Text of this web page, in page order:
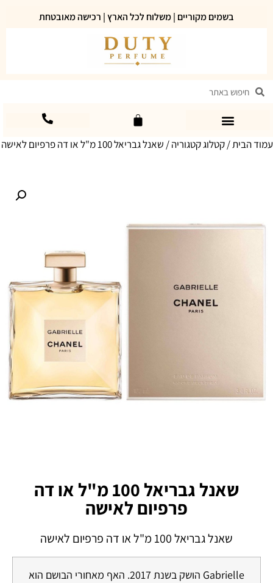
בשמים מקוריים | משלוח לכל הארץ | רכישה מאובטחת
עמוד הבית/קטלוג קטגוריה/ שאנל גבריאל 100 מ"ל או דה פרפיום לאישה
שאנל גבריאל 100 מ"ל או דה
פרפיום לאישה
שאנל גבריאל 100 מ"ל או דה פרפיום לאישה
Gabrielle הושק בשנת 2017. האף מאחורי הבושם הוא